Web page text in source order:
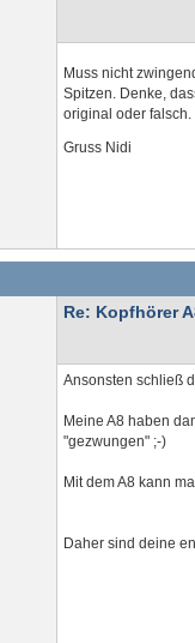
Muss nicht
Spitzen. Denke,
original oder falsch.
Gruss Nidi
Re: Kopfhörer
Ansonsten schließ
Meine A8 haben
"gezwungen" ;-)
Mit dem A8 kann
Daher sind deine